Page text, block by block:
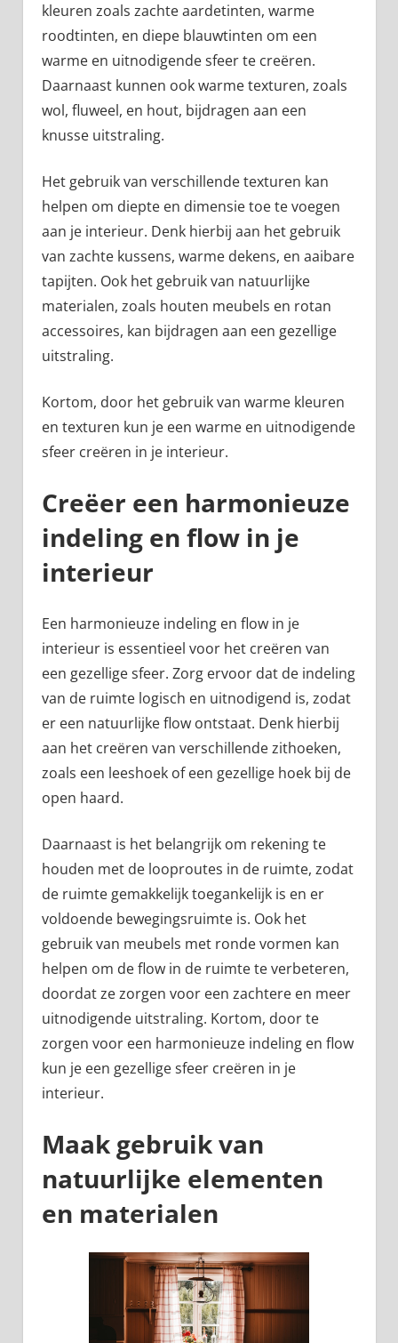
kleuren zoals zachte aardetinten, warme
roodtinten, en diepe blauwtinten om een
warme en uitnodigende sfeer te creëren.
Daarnaast kunnen ook warme texturen, zoals
wol, fluweel, en hout, bijdragen aan een
knusse uitstraling.
Het gebruik van verschillende texturen kan
helpen om diepte en dimensie toe te voegen
aan je interieur. Denk hierbij aan het gebruik
van zachte kussens, warme dekens, en aaibare
tapijten. Ook het gebruik van natuurlijke
materialen, zoals houten meubels en rotan
accessoires, kan bijdragen aan een gezellige
uitstraling.
Kortom, door het gebruik van warme kleuren
en texturen kun je een warme en uitnodigende
sfeer creëren in je interieur.
Creëer een harmonieuze
indeling en flow in je
interieur
Een harmonieuze indeling en flow in je
interieur is essentieel voor het creëren van
een gezellige sfeer. Zorg ervoor dat de indeling
van de ruimte logisch en uitnodigend is, zodat
er een natuurlijke flow ontstaat. Denk hierbij
aan het creëren van verschillende zithoeken,
zoals een leeshoek of een gezellige hoek bij de
open haard.
Daarnaast is het belangrijk om rekening te
houden met de looproutes in de ruimte, zodat
de ruimte gemakkelijk toegankelijk is en er
voldoende bewegingsruimte is. Ook het
gebruik van meubels met ronde vormen kan
helpen om de flow in de ruimte te verbeteren,
doordat ze zorgen voor een zachtere en meer
uitnodigende uitstraling. Kortom, door te
zorgen voor een harmonieuze indeling en flow
kun je een gezellige sfeer creëren in je
interieur.
Maak gebruik van
natuurlijke elementen
en materialen